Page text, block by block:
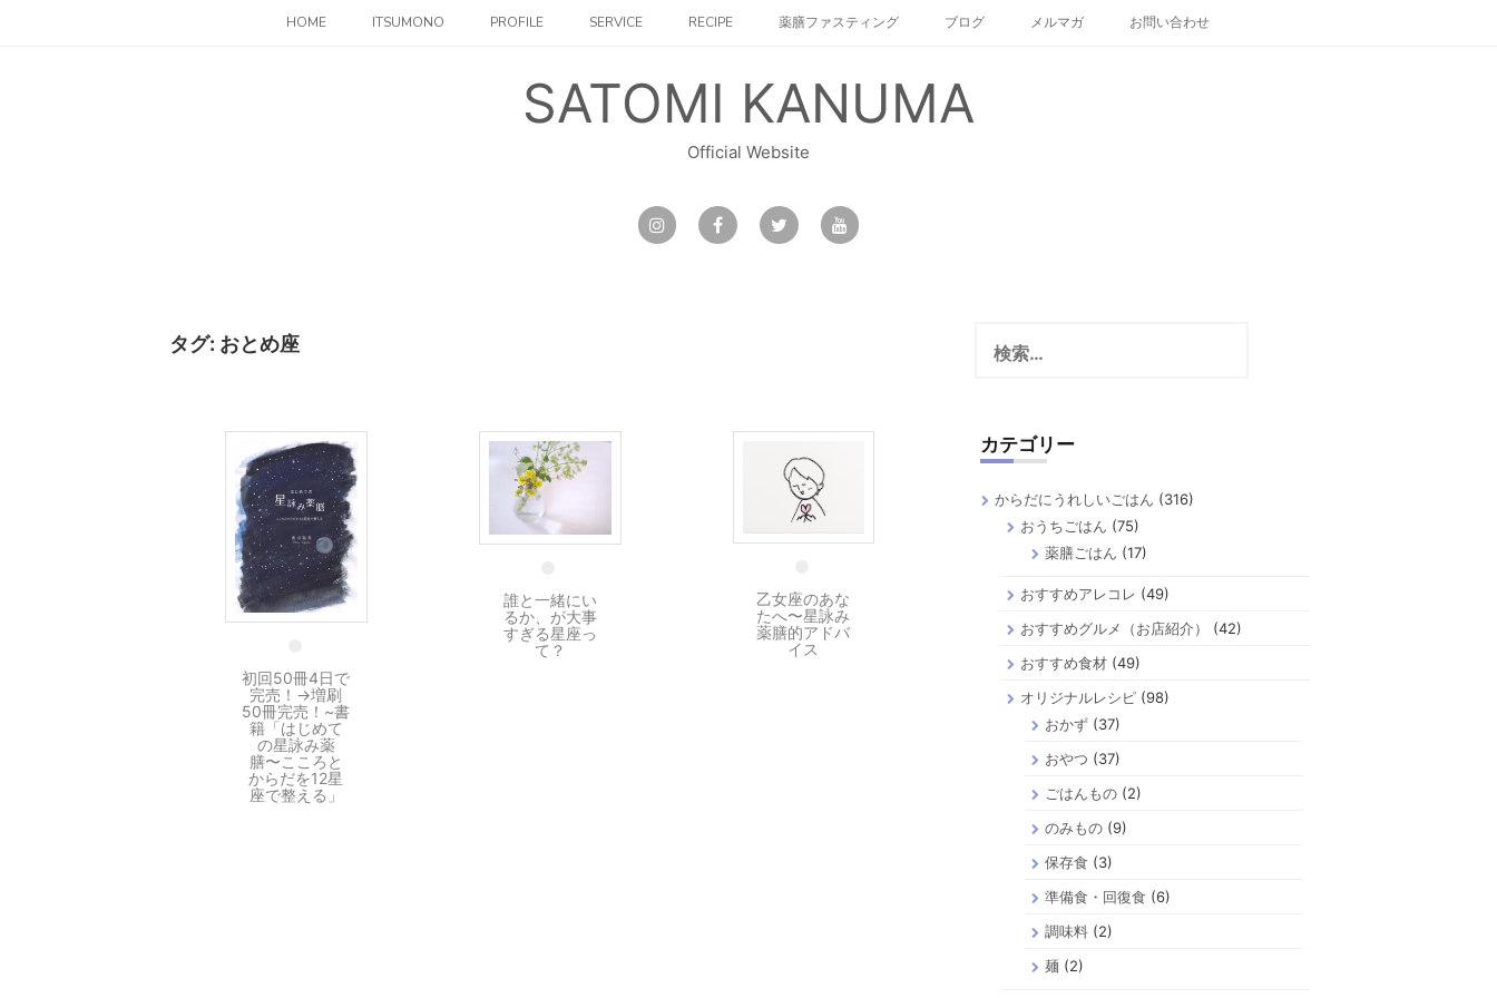
HOME ITSUMONO PROFILE SERVICE RECIPE 薬膳ファスティング ブログ メルマガ お問い合わせ
SATOMI KANUMA
Official Website
タグ: おとめ座
30 7月
初回50冊4日で
完売！→増刷
50冊完売！~書
籍「はじめて
の星詠み薬
膳〜こころと
からだを12星
座で整える」
28 4月
誰と一緒にい
るか、が大事
すぎる星座っ
て？
5 3月
乙女座のあな
たへ〜星詠み
薬膳的アドバ
イス
索:
カテゴリー
からだにうれしいごはん (316)
おうちごはん (75)
薬膳ごはん (17)
おすすめアレコレ (49)
おすすめグルメ（お店紹介）
(42)
おすすめ食材(49)
オリジナルレシピ(98)
おかず(37)
おやつ (37)
ごはんもの(2)
のみもの(9)
保存食 (3)
準備食・回復食 (6)
調味料(2)
麺 (2)